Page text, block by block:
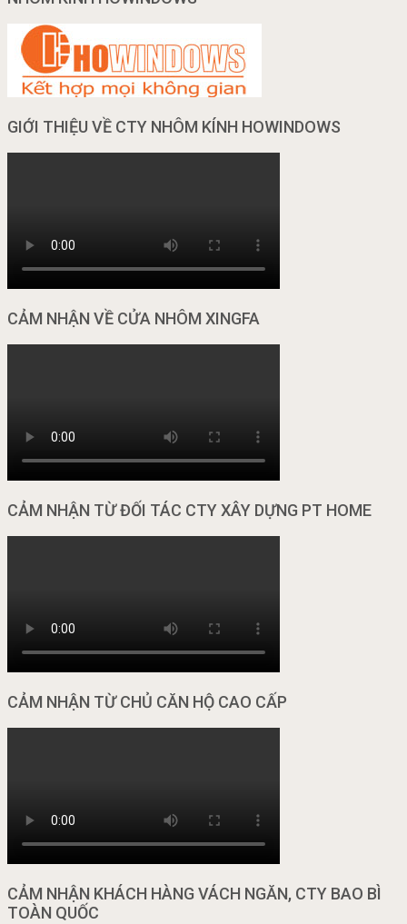
GIỚI THIỆU VỀ CTY NHÔM KÍNH HOWINDOWS
CẢM NHẬN VỀ CỬA NHÔM XINGFA
CẢM NHẬN TỪ ĐỐI TÁC CTY XÂY DỰNG PT HOME
CẢM NHẬN TỪ CHỦ CĂN HỘ CAO CẤP
CẢM NHẬN KHÁCH HÀNG VÁCH NGĂN, CTY BAO BÌ
TOÀN QUỐC